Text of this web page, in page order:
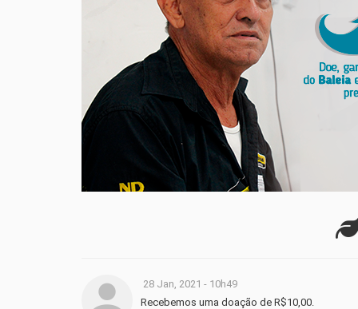
28 Jan, 2021 - 10h49
Recebemos uma doação de R$10,00.